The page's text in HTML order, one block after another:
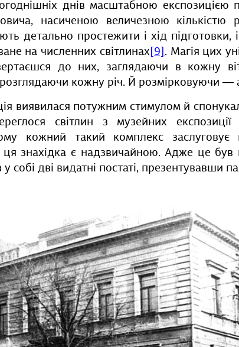
днів масштабною експозицією
насиченою величезною кількістю
детально простежити і хід підготовки, і
на численних світлинах [9] . Магія цих
до них, заглядаючи в кожну
кожну річ. Й розмірковуючи —
виявилася потужним стимулом й
світлин з музейних
кожний такий комплекс
ця знахідка є надзвичайною. Адже це був
собі дві видатні постаті, презентувавши